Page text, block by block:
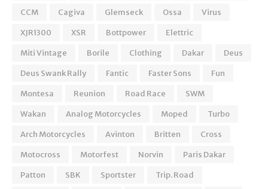
CCM
Cagiva Glemseck Ossa
Virus
XJR1300
XSR Bottpower
Elettric
Miti Vintage
Borile Clothing Dakar
Deus
Deus Swank Rally
Fantic Faster Sons
Fun
Montesa
Reunion Road Race
SWM
Wakan
Analog Motorcycles Moped
Turbo
Arch Motorcycles
Avinton Britten
Cross
Motocross
Motorfest Norvin
Paris Dakar
Patton
SBK Sportster
Trip. Road